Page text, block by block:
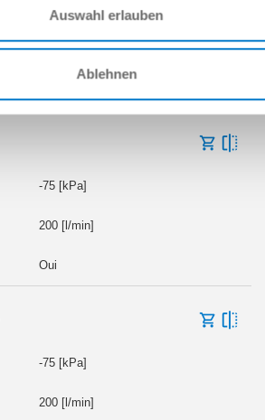
Auswahl erlauben
Ablehnen
-75 [kPa]
200 [l/min]
-75 [kPa]
200 [l/min]
Oui
-75 [kPa]
200 [l/min]